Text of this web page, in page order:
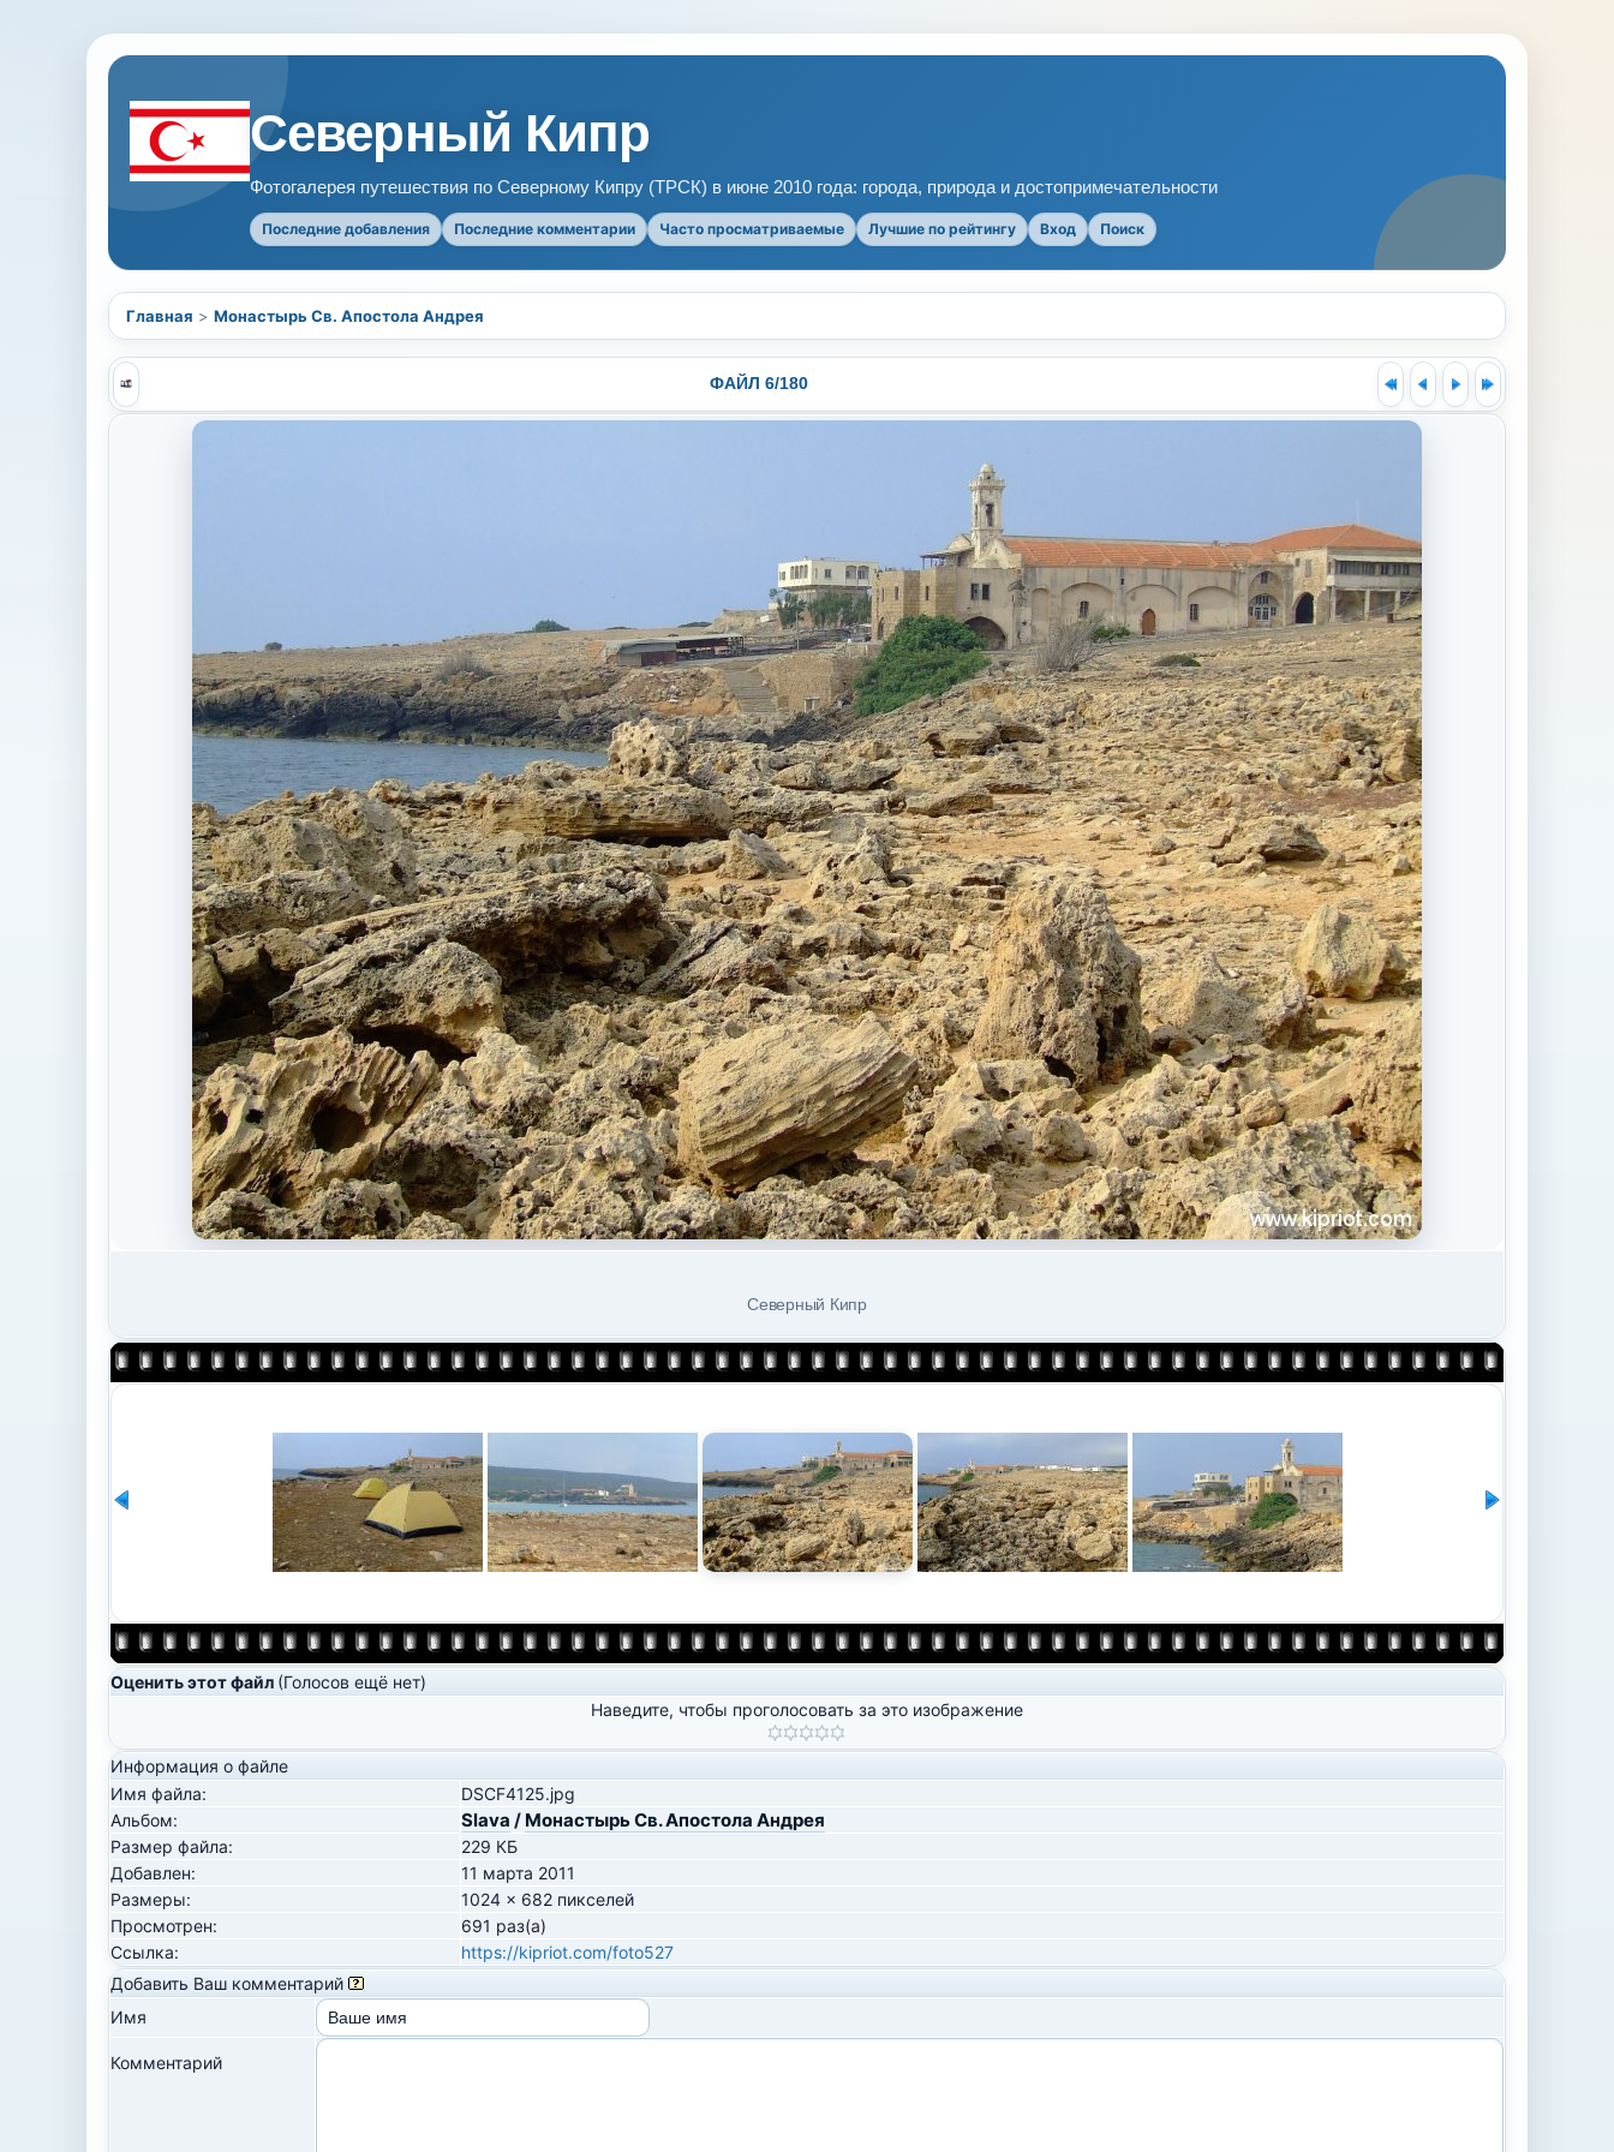
Северный Кипр
Фотогалерея путешествия по Северному Кипру (ТРСК) в июне 2010 года: города, природа и достопримечательности
Последние добавления Последние комментарии Часто просматриваемые Лучшие по рейтингу Вход Поиск
Главная > Монастырь Св. Апостола Андрея
ФАЙЛ 6/180
Северный Кипр
Оценить этот файл (Голосов ещё нет)
Наведите, чтобы проголосовать за это изображение
Информация о файле
Имя файла:
DSCF4125.jpg
Альбом:
Slava / Монастырь Св. Апостола Андрея
Размер файла:
229 КБ
Добавлен:
11 марта 2011
Размеры:
1024 x 682 пикселей
Просмотрен:
691 раз(а)
Ссылка:
https://kipriot.com/foto527
Добавить Ваш комментарий
Имя
Комментарий